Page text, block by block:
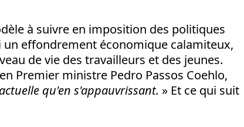
à suivre en imposition des politiques
un effondrement économique calamiteux,
de vie des travailleurs et des jeunes.
Premier ministre Pedro Passos Coehlo,
qu'en s'appauvrissant. » Et ce qui suit